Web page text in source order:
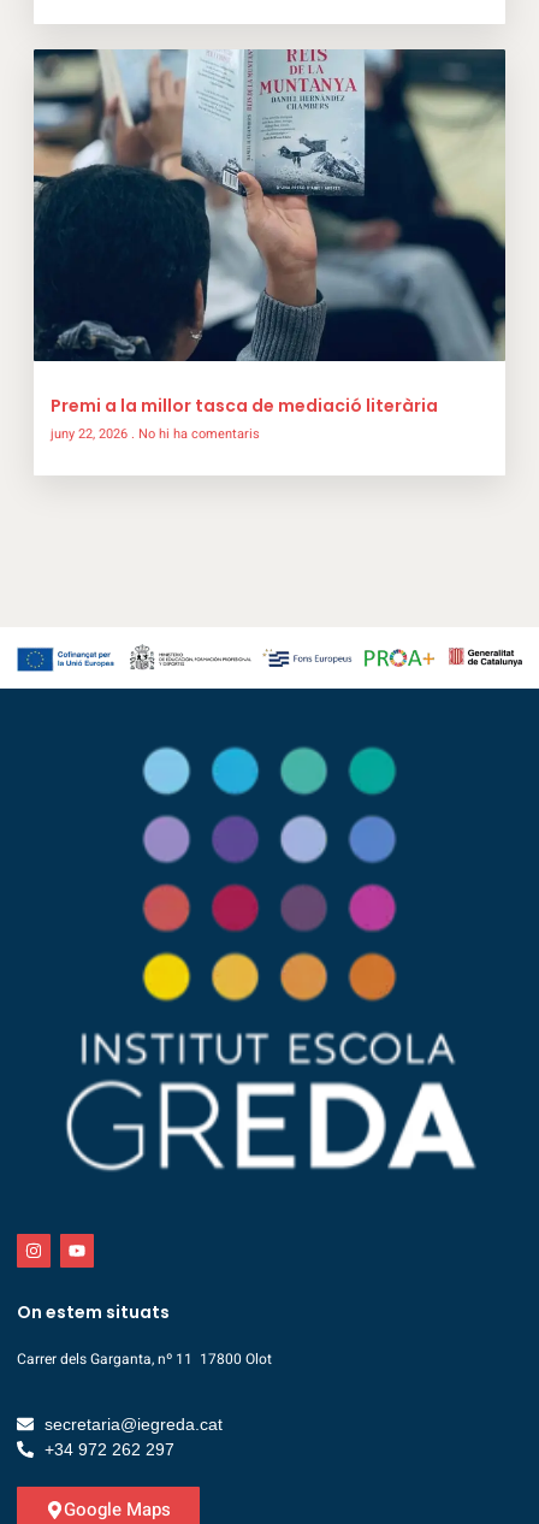
Premi a la millor tasca de mediació literària
juny 22, 2026 No hi ha comentaris
On estem situats
Carrer dels Garganta, nº 11 17800 Olot
secretaria@iegreda.cat
+34 972 262 297
Google Maps